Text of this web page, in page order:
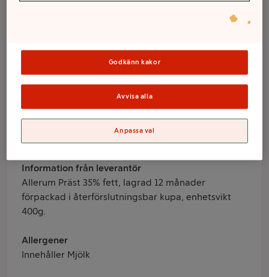
35% 400g Allerum
Allerum
Information från leverantör
Allerum Präst 35% fett, lagrad 12 månader
förpackad i återförslutningsbar kupa, enhetsvikt
400g.
Allergener
Innehåller Mjölk
Godkänn kakor
Avvisa alla
Anpassa val